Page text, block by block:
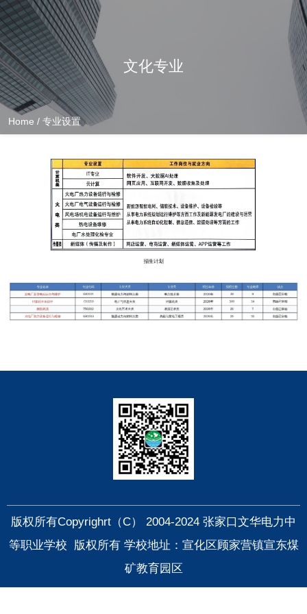
文化专业
Home / 专业设置
版权所有Copyrighrt（C） 2004-2024 张家口文华电力中
等职业学校 版权所有 学校地址：宣化区顾家营镇宣东煤
矿教育园区